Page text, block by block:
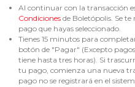
Al continuar con la transacción
Condiciones de Boletópolis. Se
pago que hayas seleccionado.
Tienes 15 minutos para
botón de "Pagar" (Excepto
tiene hasta tres horas). Si
tu pago, comienza una nueva
pago no se registrará en el